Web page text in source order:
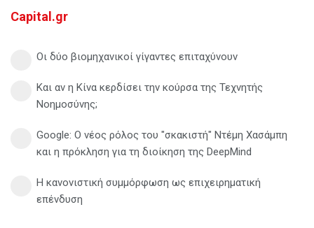
Capital.gr
Οι δύο βιομηχανικοί γίγαντες επιταχύνουν
Και αν η Κίνα κερδίσει την κούρσα της Τεχνητής
Νοημοσύνης;
Google: Ο νέος ρόλος του "σκακιστή" Ντέμη Χασάμπη
και η πρόκληση για τη διοίκηση της DeepMind
Η κανονιστική συμμόρφωση ως επιχειρηματική
επένδυση